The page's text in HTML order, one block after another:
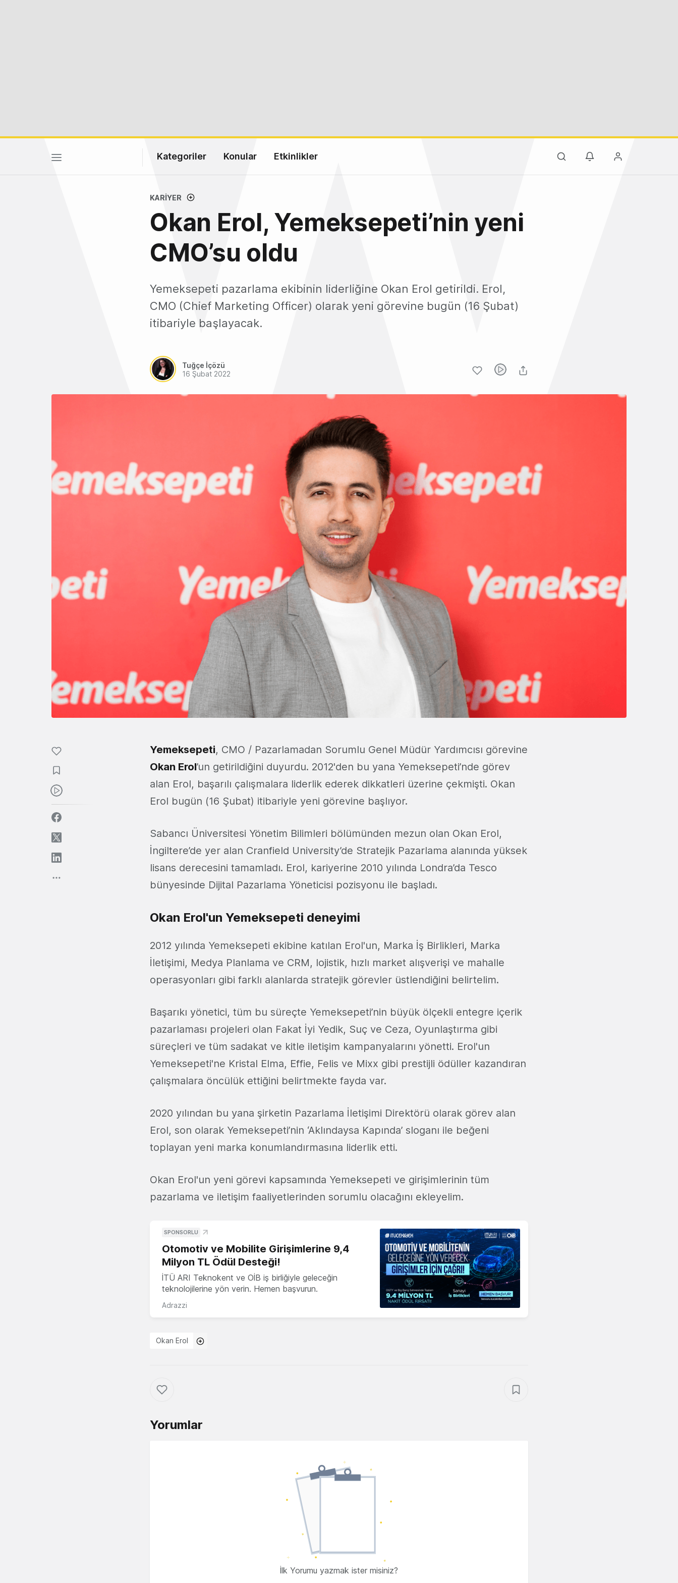
Kategoriler Konular Etkinlikler
KARIYER
Okan Erol, Yemeksepeti’nin yeni
CMO’su oldu
Yemeksepeti pazarlama ekibinin liderliğine Okan Erol getirildi. Erol,
CMO (Chief Marketing Officer) olarak yeni görevine bugün (16 Şubat)
itibariyle başlayacak.
Tuğçe İçözü
16 Şubat 2022
Yemeksepeti, CMO / Pazarlamadan Sorumlu Genel Müdür Yardımcısı görevine
Okan Erol’un getirildiğini duyurdu. 2012'den bu yana Yemeksepeti’nde görev
alan Erol, başarılı çalışmalara liderlik ederek dikkatleri üzerine çekmişti. Okan
Erol bugün (16 Şubat) itibariyle yeni görevine başlıyor.
Sabancı Üniversitesi Yönetim Bilimleri bölümünden mezun olan Okan Erol,
İngiltere’de yer alan Cranfield University’de Stratejik Pazarlama alanında yüksek
lisans derecesini tamamladı. Erol, kariyerine 2010 yılında Londra’da Tesco
bünyesinde Dijital Pazarlama Yöneticisi pozisyonu ile başladı.
Okan Erol'un Yemeksepeti deneyimi
2012 yılında Yemeksepeti ekibine katılan Erol'un, Marka İş Birlikleri, Marka
İletişimi, Medya Planlama ve CRM, lojistik, hızlı market alışverişi ve mahalle
operasyonları gibi farklı alanlarda stratejik görevler üstlendiğini belirtelim.
Başarıkı yönetici, tüm bu süreçte Yemeksepeti’nin büyük ölçekli entegre içerik
pazarlaması projeleri olan Fakat İyi Yedik, Suç ve Ceza, Oyunlaştırma gibi
süreçleri ve tüm sadakat ve kitle iletişim kampanyalarını yönetti. Erol'un
Yemeksepeti'ne Kristal Elma, Effie, Felis ve Mixx gibi prestijli ödüller kazandıran
çalışmalara öncülük ettiğini belirtmekte fayda var.
2020 yılından bu yana şirketin Pazarlama İletişimi Direktörü olarak görev alan
Erol, son olarak Yemeksepeti’nin ‘Aklındaysa Kapında’ sloganı ile beğeni
toplayan yeni marka konumlandırmasına liderlik etti.
Okan Erol'un yeni görevi kapsamında Yemeksepeti ve girişimlerinin tüm
pazarlama ve iletişim faaliyetlerinden sorumlu olacağını ekleyelim.
SPONSORLU
Otomotiv ve Mobilite Girişimlerine 9,4
Milyon TL Ödül Desteği!
İTÜ ARI Teknokent ve OİB iş birliğiyle geleceğin
teknolojilerine yön verin. Hemen başvurun.
Adrazzi
Okan Erol
Yorumlar
İlk Yorumu yazmak ister misiniz?